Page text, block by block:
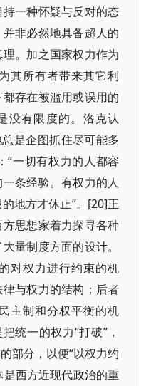
一种怀疑与反对的态
非必然地具备超人的
。加之国家权力作为
其所有者带来其它利
存在被滥用或误用的
没有限度的。洛克认
总是企图抓住尽可能多
“一切有权力的人都容
条经验。有权力的人
地方才休止”。[20]正
思想家着力探寻各种
量制度方面的设计。
对权力进行约束的机
与权力的结构；后者
主制和分权平衡的机
统一的权力“打破”，
部分，以便“以权力约
西方近现代政治的重